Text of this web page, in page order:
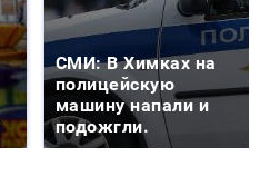
СМИ: В Химках на
полицейскую
машину напали и
подожгли.